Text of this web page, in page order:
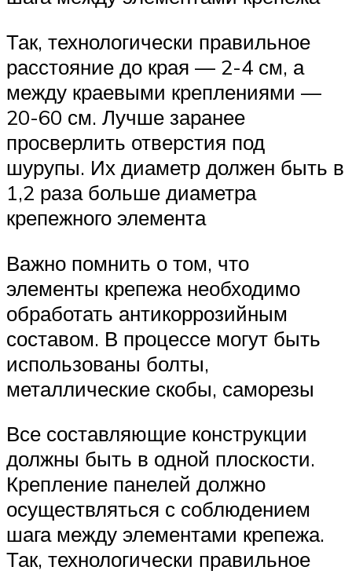
Так, технологически правильное
расстояние до края — 2-4 см, а
между краевыми креплениями —
20-60 см. Лучше заранее
просверлить отверстия под
шурупы. Их диаметр должен быть в
1,2 раза больше диаметра
крепежного элемента
Важно помнить о том, что
элементы крепежа необходимо
обработать антикоррозийным
составом. В процессе могут быть
использованы болты,
металлические скобы, саморезы
Все составляющие конструкции
должны быть в одной плоскости.
Крепление панелей должно
осуществляться с соблюдением
шага между элементами крепежа.
Так, технологически правильное